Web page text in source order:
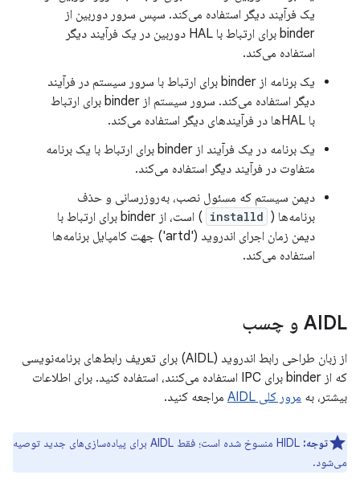
یک فرآیند دیگر استفاده می‌کند. سپس سرور دوربین از
binder برای ارتباط با HAL دوربین در یک فرآیند دیگر
استفاده می‌کند.
یک برنامه از binder برای ارتباط با سرور سیستم در فرآیند
دیگر استفاده می‌کند. سرور سیستم از binder برای ارتباط
با HALها در فرآیندهای دیگر استفاده می‌کند.
یک برنامه در یک فرآیند از binder برای ارتباط با یک برنامه
متفاوت در فرآیند دیگر استفاده می‌کند.
دیمن سیستم که مسئول نصب، به‌روزرسانی و حذف
برنامه‌ها ( installd
) است، از binder برای ارتباط با
دیمن زمان اجرای اندروید ('artd') جهت کامپایل برنامه‌ها
استفاده می‌کند.
AIDL و چسب
از زبان طراحی رابط اندروید (AIDL) برای تعریف رابط‌های برنامه‌نویسی
که از binder برای IPC استفاده می‌کنند، استفاده کنید. برای اطلاعات
بیشتر، به مرور کلی AIDL مراجعه کنید.
توجه:
HIDL منسوخ شده است؛ فقط AIDL برای پیاده‌سازی‌های جدید توصیه
می‌شود.